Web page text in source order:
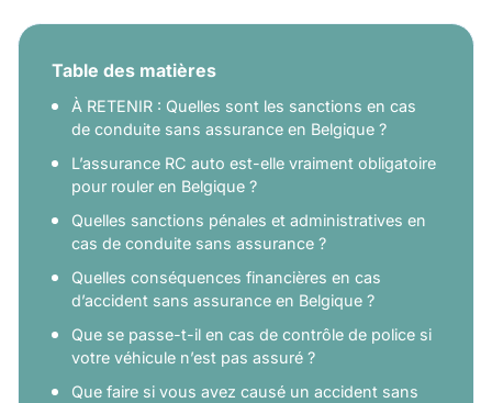
Table des matières
À RETENIR : Quelles sont les sanctions en cas
de conduite sans assurance en Belgique ?
L’assurance RC auto est-elle vraiment obligatoire
pour rouler en Belgique ?
Quelles sanctions pénales et administratives en
cas de conduite sans assurance ?
Quelles conséquences financières en cas
d’accident sans assurance en Belgique ?
Que se passe-t-il en cas de contrôle de police si
votre véhicule n’est pas assuré ?
Que faire si vous avez causé un accident sans